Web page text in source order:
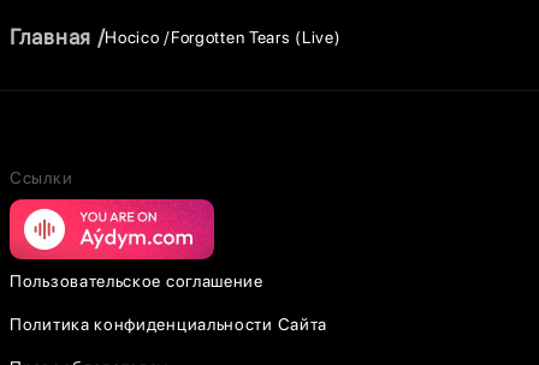
Главная Hocico Forgotten Tears (Live)
Ссылки
Пользовательское соглашение
Политика конфиденциальности Сайта